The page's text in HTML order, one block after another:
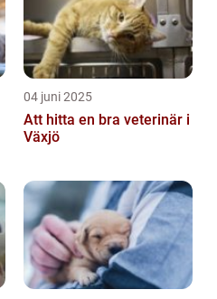
04 juni 2025
Att hitta en bra veterinär i
Växjö